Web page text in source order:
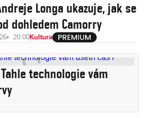
Longa ukazuje, jak se
dohledem Camorry
20:00Kultura
technologie vám